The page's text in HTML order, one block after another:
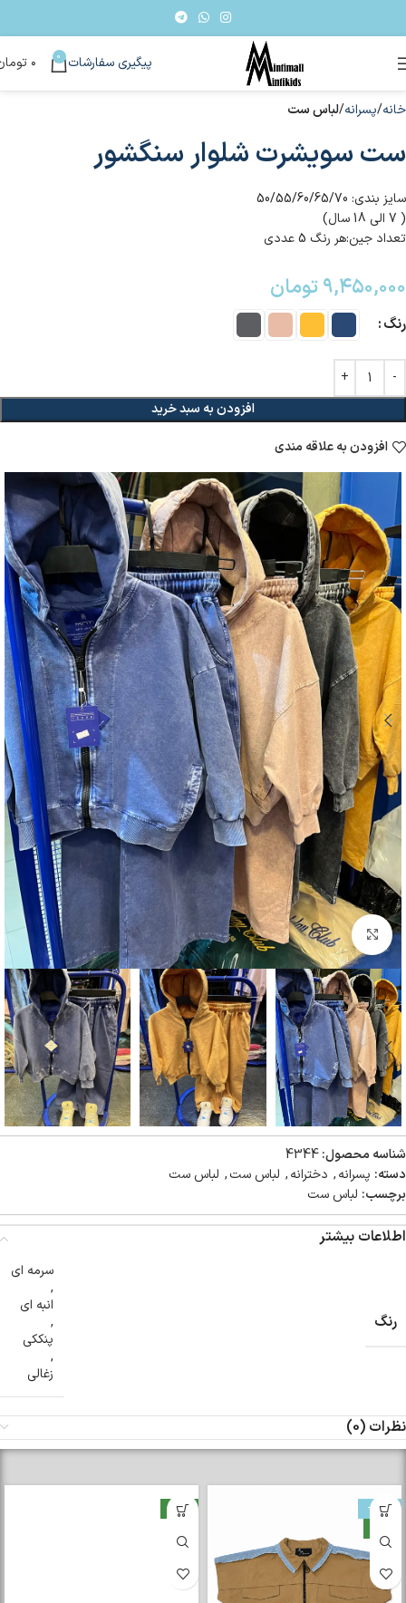
پیگیری سفارشات 0 ۰
خانه پسرانه لباس ست
ست سویشرت شلوار سنگشور
سایز بندی: 50/55/60/65/70
( 7 الی 18 سال)
تعداد جین:هر رنگ 5 عددی
۹,۴۵۰,۰۰۰تومان
رنگ
افزودن به سبد خرید
افزودن به علاقه مندی
بزرگنمایی تصویر
شناسه محصول:4344
دسته: پسرانه, دخترانه, لباس ست, لباس ست
برچسب: لباس ست
اطلاعات بیشتر
رنگ
سرمه ای
,
انبه ای
,
پنککی
,
زغالی
نظرات (0)
-33%
جدید